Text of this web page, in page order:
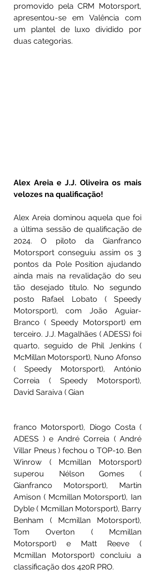
promovido pela CRM Motorsport,
apresentou-se em Valência com
um plantel de luxo dividido por
duas categorias.
Alex Areia e J.J. Oliveira os mais
velozes na qualificação!
Alex Areia dominou aquela que foi
a última sessão de qualificação de
2024. O piloto da Gianfranco
Motorsport conseguiu assim os 3
pontos da Pole Position ajudando
ainda mais na revalidação do seu
tão desejado título. No segundo
posto Rafael Lobato ( Speedy
Motorsport), com João Aguiar-
Branco ( Speedy Motorsport) em
terceiro. J.J. Magalhães ( ADESS) foi
quarto, seguido de Phil Jenkins (
McMillan Motorsport), Nuno Afonso
( Speedy Motorsport), António
Correia ( Speedy Motorsport),
David Saraiva ( Gian
franco Motorsport), Diogo Costa (
ADESS ) e André Correia ( André
Villar Pneus ) fechou o TOP-10. Ben
Winrow ( Mcmillan Motorsport)
superou Nélson Gomes (
Gianfranco Motorsport), Martin
Amison ( Mcmillan Motorsport), Ian
Dyble ( Mcmillan Motorsport), Barry
Benham ( Mcmillan Motorsport),
Tom Overton ( Mcmillan
Motorsport) e Matt Reeve (
Mcmillan Motorsport) concluiu a
classificação dos 420R PRO.